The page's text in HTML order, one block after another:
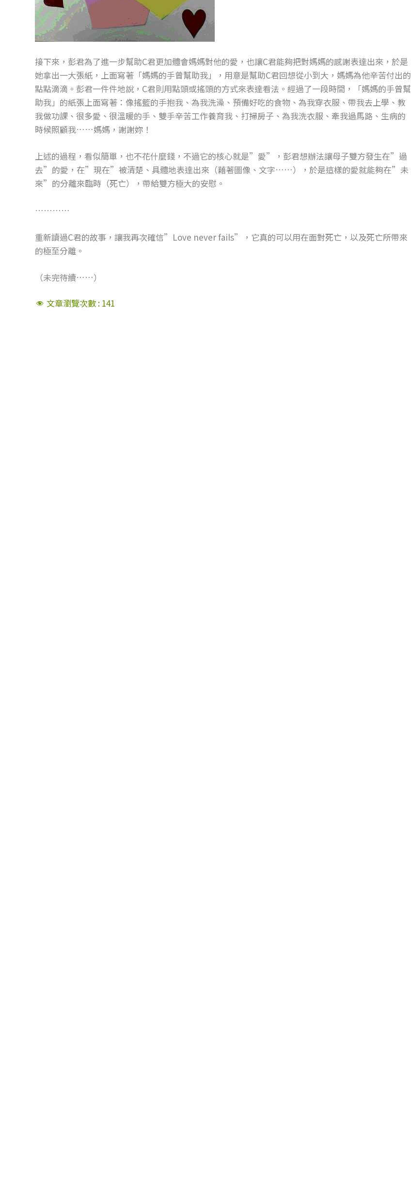
接下來，彭君為了進一步幫助C君更加體會媽媽對他的愛，也讓C君能夠把對媽媽的感謝表達出來，於是
她拿出一大張紙，上面寫著「媽媽的手曾幫助我」，用意是幫助C君回想從小到大，媽媽為他辛苦付出的
點點滴滴。彭君一件件地說，C君則用點頭或搖頭的方式來表達看法。經過了一段時間，「媽媽的手曾幫
助我」的紙張上面寫著：像搖籃的手抱我、為我洗澡、預備好吃的食物、為我穿衣服、帶我去上學、教
我做功課、很多愛、很溫暖的手、雙手辛苦工作養育我、打掃房子、為我洗衣服、牽我過馬路、生病的
時候照顧我……媽媽，謝謝妳！
上述的過程，看似簡單，也不花什麼錢，不過它的核心就是”愛”，彭君想辦法讓母子雙方發生在”過
去”的愛，在”現在”被清楚、具體地表達出來（藉著圖像、文字……），於是這樣的愛就能夠在”未
來”的分離來臨時（死亡），帶給雙方極大的安慰。
…………
重新讀過C君的故事，讓我再次確信”Love never fails”，它真的可以用在面對死亡，以及死亡所帶來
的極至分離。
（未完待續……）
文章瀏覽次數 : 141